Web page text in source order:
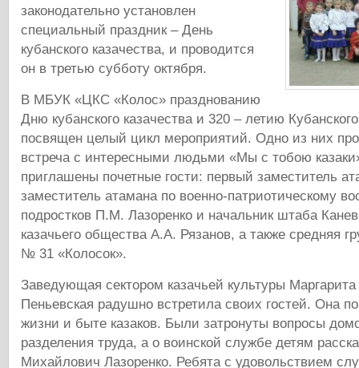
законодательно установлен
специальный праздник – День
кубанского казачества, и проводится
он в третью субботу октября.
В МБУК «ЦКС «Колос» празднованию
Дню кубанского казачества и 320 – летию
посвящен целый цикл мероприятий. Одно из них
встреча с интересными людьми «Мы с тобою
приглашены почетные гости: первый заместитель
заместитель атамана по военно-патриотическому
подростков П.М. Лазоренко и начальник штаба
казачьего общества А.А. Рязанов, а также средняя
№ 31 «Колосок».
Заведующая сектором казачьей культуры
Пеньевская радушно встретила своих гостей. Она
жизни и быте казаков. Были затронуты вопросы
разделения труда, а о воинской службе детям
Михайлович Лазоренко. Ребята с удовольствием